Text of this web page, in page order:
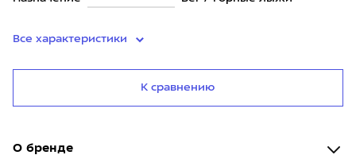
Все характеристики
К сравнению
О бренде